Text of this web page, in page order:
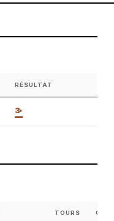
RÉSULTAT
3E
TOURS